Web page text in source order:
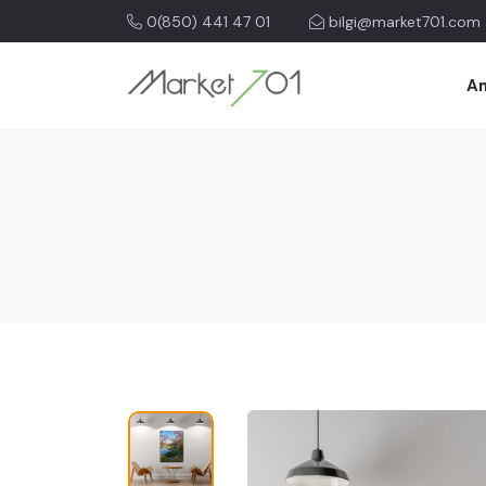
0(850) 441 47 01 bilgi@market701.com